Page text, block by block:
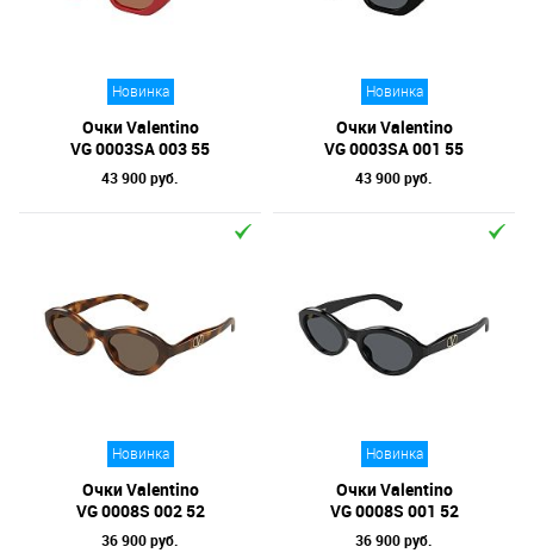
Новинка
Очки Valentino
VG 0003SA 003 55
43 900 руб.
Новинка
Очки Valentino
VG 0003SA 001 55
43 900 руб.
Новинка
Очки Valentino
VG 0008S 002 52
36 900 руб.
Новинка
Очки Valentino
VG 0008S 001 52
36 900 руб.